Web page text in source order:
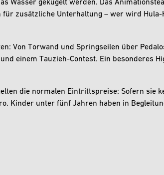
Wasser gekugelt werden. Das
für zusätzliche Unterhaltung – wer wird
Von Torwand und Springseilen über
einem Tauzieh-Contest. Ein besonderes
die normalen Eintrittspreise: Sofern sie
Kinder unter fünf Jahren haben in